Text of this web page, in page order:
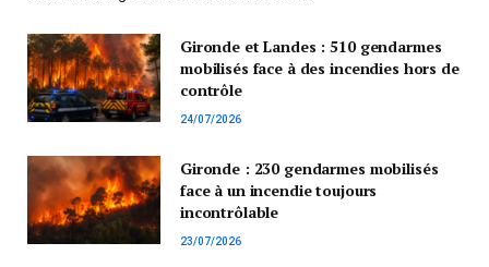
Gironde et Landes : 510 gendarmes
mobilisés face à des incendies hors de
contrôle
24/07/2026
Gironde : 230 gendarmes mobilisés
face à un incendie toujours
incontrôlable
23/07/2026